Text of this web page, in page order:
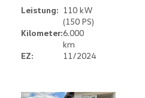
Leistung: 110 kW
(150 PS)
Kilometer:6.000
km
EZ:
11/2024